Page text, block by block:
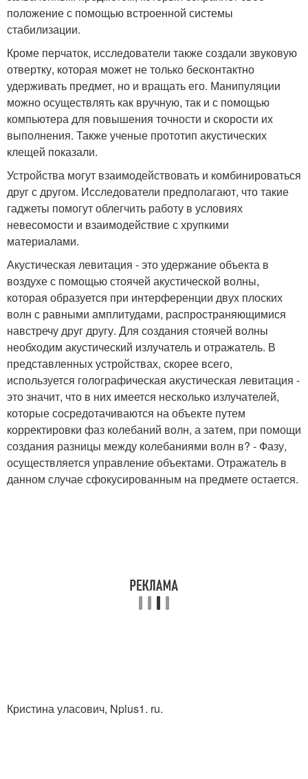
положение с помощью встроенной системы
стабилизации.
Кроме перчаток, исследователи также создали звуковую
отвертку, которая может не только бесконтактно
удерживать предмет, но и вращать его. Манипуляции
можно осуществлять как вручную, так и с помощью
компьютера для повышения точности и скорости их
выполнения. Также ученые прототип акустических
клещей показали.
Устройства могут взаимодействовать и комбинироваться
друг с другом. Исследователи предполагают, что такие
гаджеты помогут облегчить работу в условиях
невесомости и взаимодействие с хрупкими
материалами.
Акустическая левитация - это удержание объекта в
воздухе с помощью стоячей акустической волны,
которая образуется при интерференции двух плоских
волн с равными амплитудами, распространяющимися
навстречу друг другу. Для создания стоячей волны
необходим акустический излучатель и отражатель. В
представленных устройствах, скорее всего,
используется голографическая акустическая левитация -
это значит, что в них имеется несколько излучателей,
которые сосредотачиваются на объекте путем
корректировки фаз колебаний волн, а затем, при помощи
создания разницы между колебаниями волн в? - Фазу,
осуществляется управление объектами. Отражатель в
данном случае сфокусированным на предмете остается.
Кристина уласович, Nplus1. ru.